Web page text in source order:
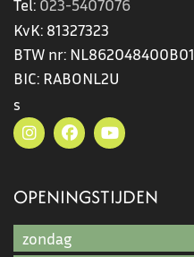
Tel: 023-5407076
KvK: 81327323
BTW nr: NL862048400B01
BIC: RABONL2U
s
OPENINGSTIJDEN
zondag